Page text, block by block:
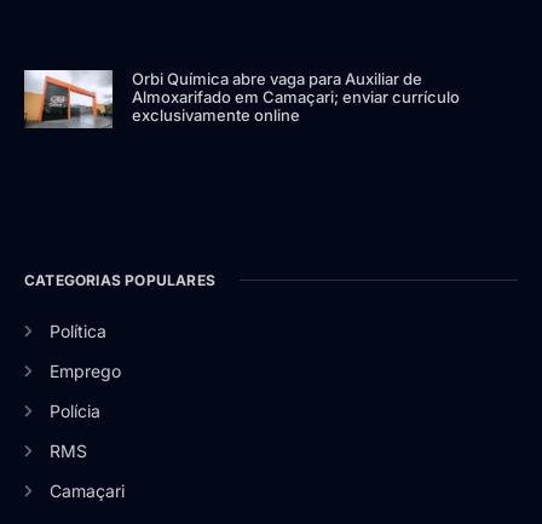
Orbi Química abre vaga para Auxiliar de
Almoxarifado em Camaçari; enviar currículo
exclusivamente online
CATEGORIAS POPULARES
Política
Emprego
Polícia
RMS
Camaçari